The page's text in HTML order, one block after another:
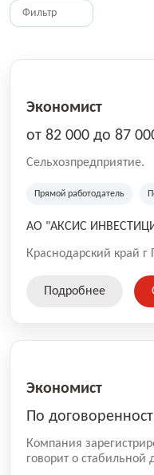
Фильтр
Экономист
от 82 000 до 87
Сельхозпредприятие.
Прямой работодатель
АО "АКСИС
Краснодарский край г
Подробнее
Экономист
По
Компания
говорит о стабильной